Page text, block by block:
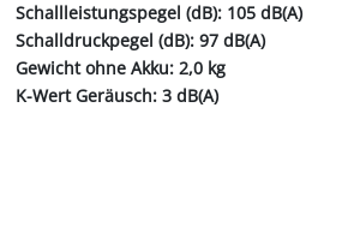
Schallleistungspegel (dB): 105 dB(A)
Schalldruckpegel (dB): 97 dB(A)
Gewicht ohne Akku: 2,0 kg
K-Wert Geräusch: 3 dB(A)